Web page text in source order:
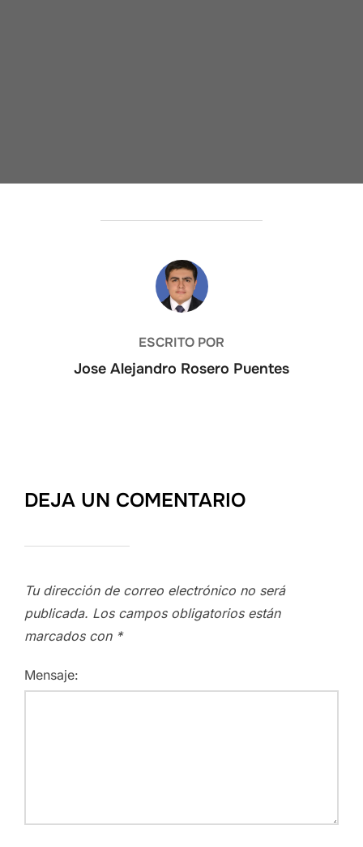
AUTOR DE LA ENTRADA
ESCRITO POR
Jose Alejandro Rosero Puentes
DEJA UN COMENTARIO
Tu dirección de correo electrónico no será
publicada. Los campos obligatorios están
marcados con *
Mensaje: